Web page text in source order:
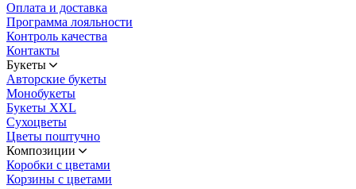
Оплата и доставка
Программа лояльности
Контроль качества
Контакты
Букеты
Авторские букеты
Монобукеты
Букеты XXL
Сухоцветы
Цветы поштучно
Композиции
Коробки с цветами
Корзины с цветами